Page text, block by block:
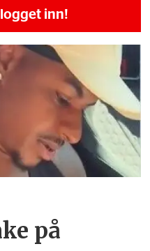
inn!
på